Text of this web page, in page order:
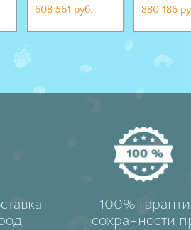
608 561 руб. 880 186
100%
сохранности